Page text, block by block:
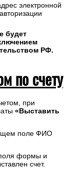
электронной
будет
РФ.
по счету
при
«Выставить
поле ФИО
формы и
счет.